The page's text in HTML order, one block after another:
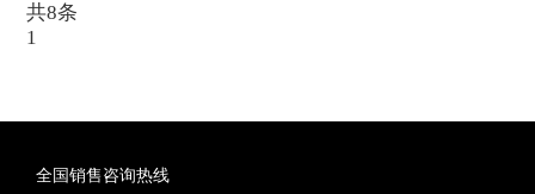
共8条
1
全国销售咨询热线